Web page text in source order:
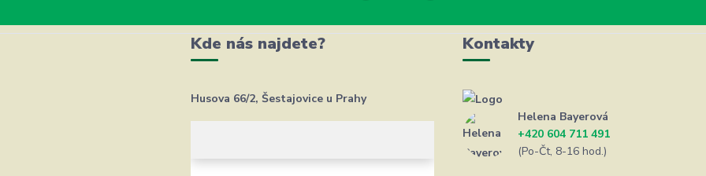
Kde nás najdete?
Husova 66/2, Šestajovice u Prahy
Kontakty
Helena Bayerová
+420 604 711 491
(Po-Čt, 8-16 hod.)